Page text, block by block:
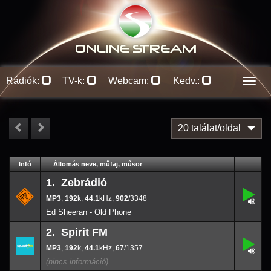
ONLINE STREAM
Rádiók: TV-k: Webcam: Kedv.:
20 találat/oldal
Infó Lejátszás
Állomás neve, műfaj, műsor
1.
1. Zebrádió
, 192k, 44.1 , 902/3348
Ed Sheeran - Old Phone
k
902/3348
2.
2. Spirit FM
, 192k, 44.1 , 67/1357
k
1357